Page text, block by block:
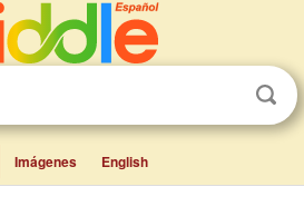
Imágenes English